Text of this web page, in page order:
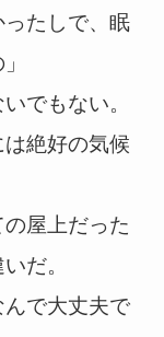
ったしで、眠
でもない。
絶好の気候
屋上だった
だ。
んで大丈夫で